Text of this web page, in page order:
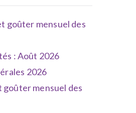
goûter mensuel des
: Août 2026
2026
goûter mensuel des